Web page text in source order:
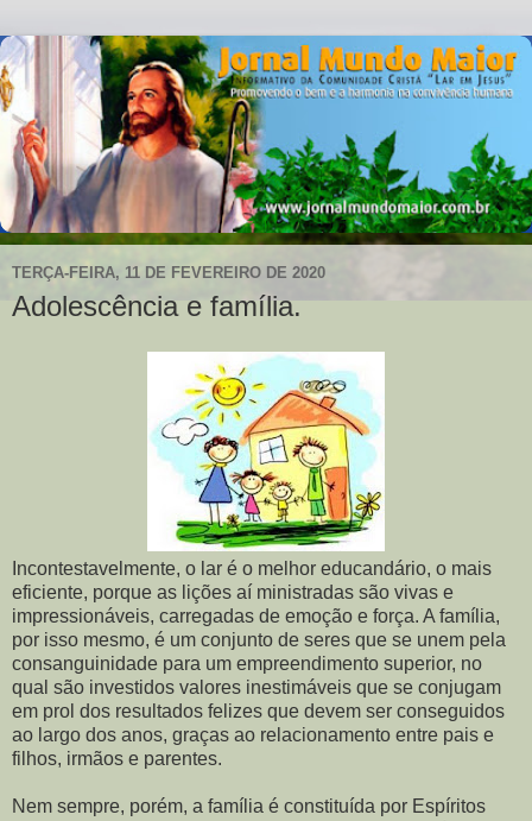
TERÇA-FEIRA, 11 DE FEVEREIRO DE 2020
Adolescência e família.
Incontestavelmente, o lar é o melhor educandário, o mais
eficiente, porque as lições aí ministradas são vivas e
impressionáveis, carregadas de emoção e força. A família,
por isso mesmo, é um conjunto de seres que se unem pela
consanguinidade para um empreendimento superior, no
qual são investidos valores inestimáveis que se conjugam
em prol dos resultados felizes que devem ser conseguidos
ao largo dos anos, graças ao relacionamento entre pais e
filhos, irmãos e parentes.
Nem sempre, porém, a família é constituída por Espíritos